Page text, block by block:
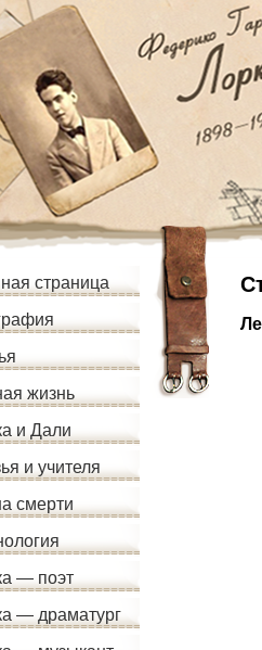
страница
жизнь
и Дали
и учителя
смерти
— поэт
— драматург